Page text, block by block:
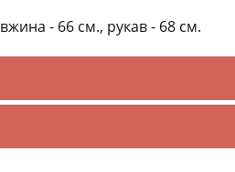
- 66 см., рукав - 68 см.